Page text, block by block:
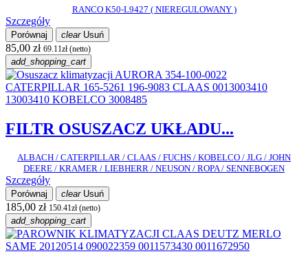
RANCO K50-L9427 ( NIEREGULOWANY )
Szczegóły
Porównaj clearUsuń
85,00 zł 69.11zł (netto)
add_shopping_cart
FILTR OSUSZACZ UKŁADU...
ALBACH / CATERPILLAR / CLAAS / FUCHS / KOBELCO / JLG / JOHN
DEERE / KRAMER / LIEBHERR / NEUSON / ROPA / SENNEBOGEN
Szczegóły
Porównaj clearUsuń
185,00 zł 150.41zł (netto)
add_shopping_cart